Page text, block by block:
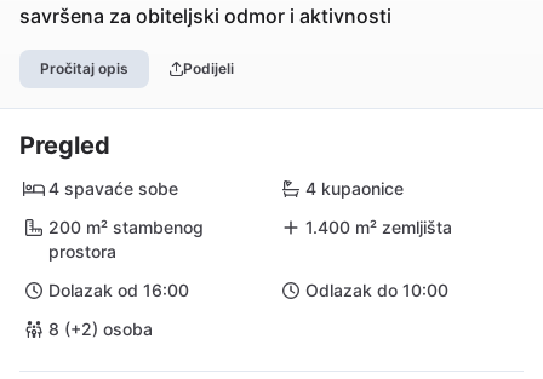
savršena za obiteljski odmor i aktivnosti
Pročitaj opis Podijeli
Pregled
4 spavaće sobe
4 kupaonice
200 m² stambenog
prostora
1.400 m² zemljišta
Dolazak od 16:00
Odlazak do 10:00
8 (+2) osoba